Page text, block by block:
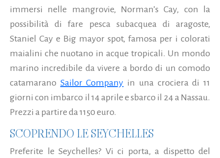
immersi nelle mangrovie, Norman’s Cay, con la
possibilità di fare pesca subacquea di aragoste,
Staniel Cay e Big mayor spot, famosa per i colorati
maialini che nuotano in acque tropicali. Un mondo
marino incredibile da vivere a bordo di un comodo
catamarano Sailor Company in una crociera di 11
giorni con imbarco il 14 aprile e sbarco il 24 a Nassau.
Prezzi a partire da 1150 euro.
SCOPRENDO LE SEYCHELLES
Preferite le Seychelles? Vi ci porta, a dispetto del